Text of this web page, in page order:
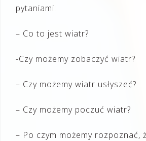
pytaniami:
– Co to jest wiatr?
-Czy możemy zobaczyć wiatr?
– Czy możemy wiatr usłyszeć?
– Czy możemy poczuć wiatr?
– Po czym możemy rozpoznać,